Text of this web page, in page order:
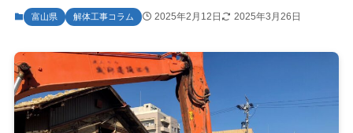
富山県 解体工事コラム 2025年2月12日 2025年3月26日